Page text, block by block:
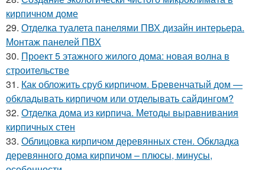
кирпичном доме
29. Отделка туалета панелями ПВХ дизайн интерьера.
Монтаж панелей ПВХ
30. Проект 5 этажного жилого дома: новая волна в
строительстве
31. Как обложить сруб кирпичом. Бревенчатый дом —
обкладывать кирпичом или отделывать сайдингом?
32. Отделка дома из кирпича. Методы выравнивания
кирпичных стен
33. Облицовка кирпичом деревянных стен. Обкладка
деревянного дома кирпичом – плюсы, минусы,